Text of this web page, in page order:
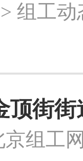
> 组工动
顶街
京组